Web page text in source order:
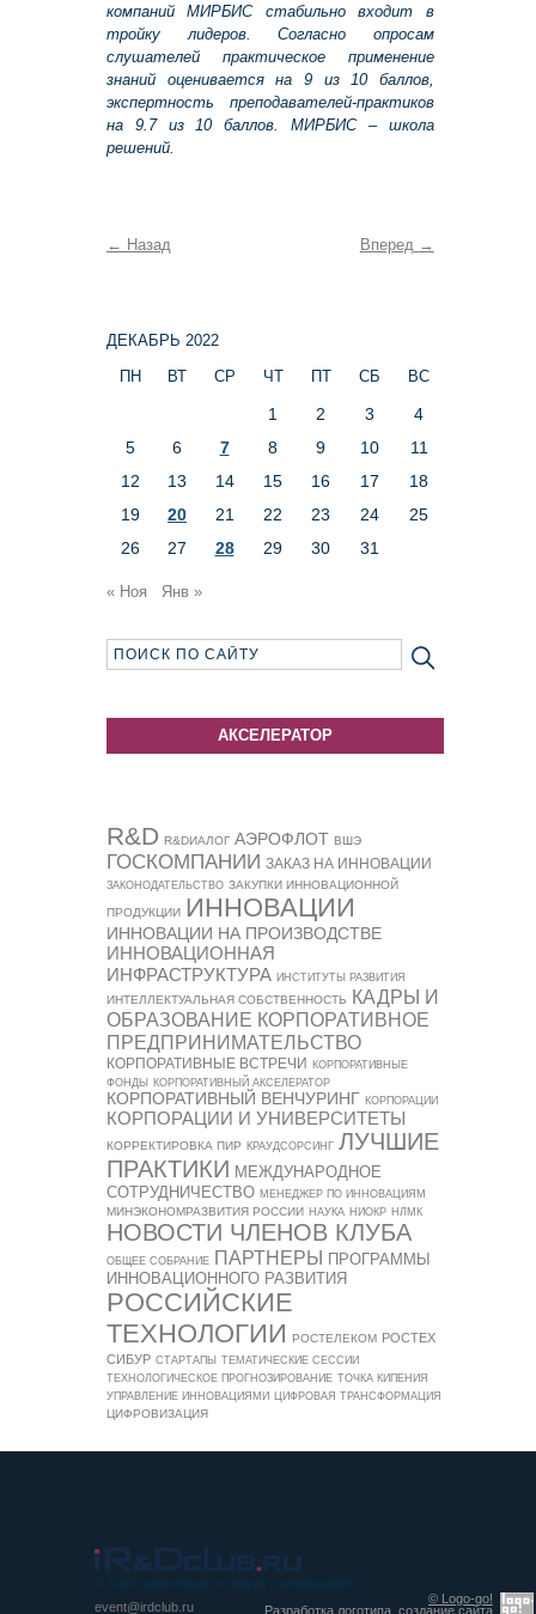
компаний МИРБИС стабильно входит в
тройку лидеров. Согласно опросам
слушателей практическое применение
знаний оценивается на 9 из 10 баллов,
экспертность преподавателей-практиков
на 9.7 из 10 баллов. МИРБИС – школа
решений.
← Назад Вперед →
ДЕКАБРЬ 2022
ПН
ВТ СР ЧТ ПТ СБ ВС
1 2 3
4
5
6 7 8 9 10
11
12
13 14 15 16 17
18
19
20 21 22 23 24
25
26
27 28 29 30 31
« Ноя Янв »
АКСЕЛЕРАТОР
R&D R&DИАЛОГ АЭРОФЛОТ ВШЭ
ГОСКОМПАНИИ ЗАКАЗ НА ИННОВАЦИИ
ЗАКОНОДАТЕЛЬСТВО ЗАКУПКИ ИННОВАЦИОННОЙ
ПРОДУКЦИИ ИННОВАЦИИ
ИННОВАЦИИ НА ПРОИЗВОДСТВЕ
ИННОВАЦИОННАЯ
ИНФРАСТРУКТУРА ИНСТИТУТЫ РАЗВИТИЯ
ИНТЕЛЛЕКТУАЛЬНАЯ СОБСТВЕННОСТЬ КАДРЫ И
ОБРАЗОВАНИЕ КОРПОРАТИВНОЕ
ПРЕДПРИНИМАТЕЛЬСТВО
КОРПОРАТИВНЫЕ ВСТРЕЧИ КОРПОРАТИВНЫЕ
ФОНДЫ
КОРПОРАТИВНЫЙ АКСЕЛЕРАТОР
КОРПОРАТИВНЫЙ ВЕНЧУРИНГ КОРПОРАЦИИ
КОРПОРАЦИИ И УНИВЕРСИТЕТЫ
КОРРЕКТИРОВКА ПИР КРАУДСОРСИНГ ЛУЧШИЕ
ПРАКТИКИ МЕЖДУНАРОДНОЕ
СОТРУДНИЧЕСТВО МЕНЕДЖЕР ПО ИННОВАЦИЯМ
МИНЭКОНОМРАЗВИТИЯ РОССИИ НАУКА НИОКР НЛМК
НОВОСТИ ЧЛЕНОВ КЛУБА
ОБЩЕЕ СОБРАНИЕ ПАРТНЕРЫ ПРОГРАММЫ
ИННОВАЦИОННОГО РАЗВИТИЯ
РОССИЙСКИЕ
ТЕХНОЛОГИИ
РОСТЕЛЕКОМ РОСТЕХ
СИБУР СТАРТАПЫ ТЕМАТИЧЕСКИЕ СЕССИИ
ТЕХНОЛОГИЧЕСКОЕ ПРОГНОЗИРОВАНИЕ ТОЧКА КИПЕНИЯ
УПРАВЛЕНИЕ ИННОВАЦИЯМИ
ЦИФРОВАЯ ТРАНСФОРМАЦИЯ
ЦИФРОВИЗАЦИЯ
© Клуб директоров по науке и инновациям
event@irdclub.ru
© Logo-go!
Разработка логотипа, создание сайта